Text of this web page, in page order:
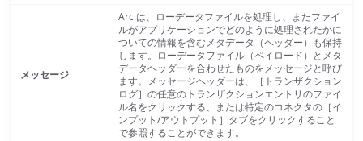
メッセージ
Arc は、ローデータファイルを処理し、またファイ
ルがアプリケーションでどのように処理されたかに
ついての情報を含むメタデータ（ヘッダー）も保持
します。ローデータファイル（ペイロード）とメタ
データヘッダーを合わせたものをメッセージと呼び
ます。メッセージヘッダーは、［トランザクション
ログ］の任意のトランザクションエントリのファイ
ル名をクリックする、または特定のコネクタの［イ
ンプット/アウトプット］タブをクリックすること
で参照することができます。